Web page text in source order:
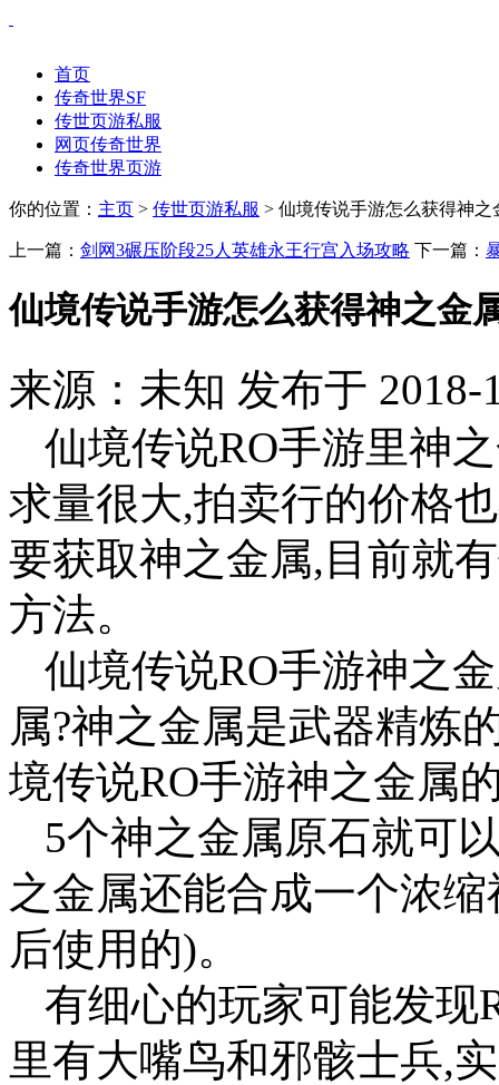
首页
传奇世界SF
传世页游私服
网页传奇世界
传奇世界页游
你的位置： 主页 > 传世页游私服 > 仙境传说手游怎么获得神
上一篇： 剑网3碾压阶段25人英雄永王行宫入场攻略 下一篇：
仙境传说手游怎么获得神之金
来源：未知 发布于
仙境传说RO手游里神
求量很大,拍卖行的价格
要获取神之金属,目前就
方法。
仙境传说RO手游神之
属?神之金属是武器精炼
境传说RO手游神之金属
5个神之金属原石就可
之金属还能合成一个浓
后使用的)。
有细心的玩家可能发现
里有大嘴鸟和邪骸士兵,